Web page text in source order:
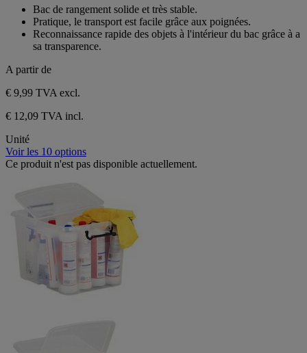
étoiles.
Bac de rangement solide et très stable.
Pratique, le transport est facile grâce aux poignées.
Reconnaissance rapide des objets à l'intérieur du bac grâce à a
sa transparence.
A partir de
€ 9,99 TVA excl.
€ 12,09 TVA incl.
Unité
Voir les 10 options
Ce produit n'est pas disponible actuellement.